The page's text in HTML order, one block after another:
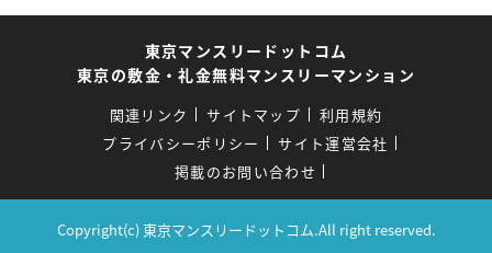
東京マンスリードットコム
東京の敷金・礼金無料マンスリーマンション
関連リンク サイトマップ
利用規約
プライバシーポリシー
サイト運営会社
掲載のお問い合わせ
Copyright(c) 東京マンスリードットコム.All right reserved.